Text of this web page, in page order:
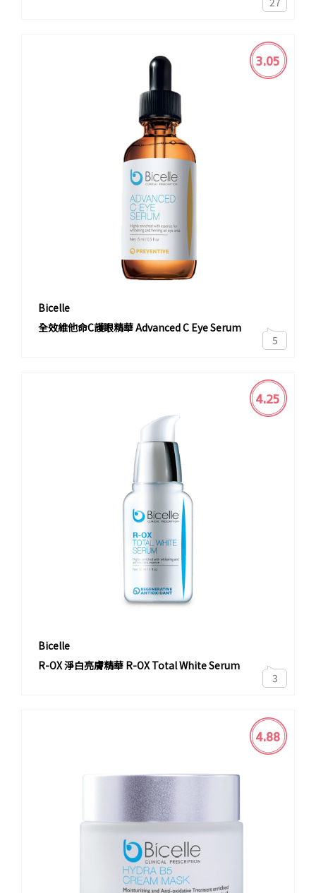
Bicelle
全效維他命C護眼精華 Advanced C Eye Serum
3.05
5
Bicelle
R-OX 淨白亮膚精華 R-OX Total White Serum
4.25
3
4.88